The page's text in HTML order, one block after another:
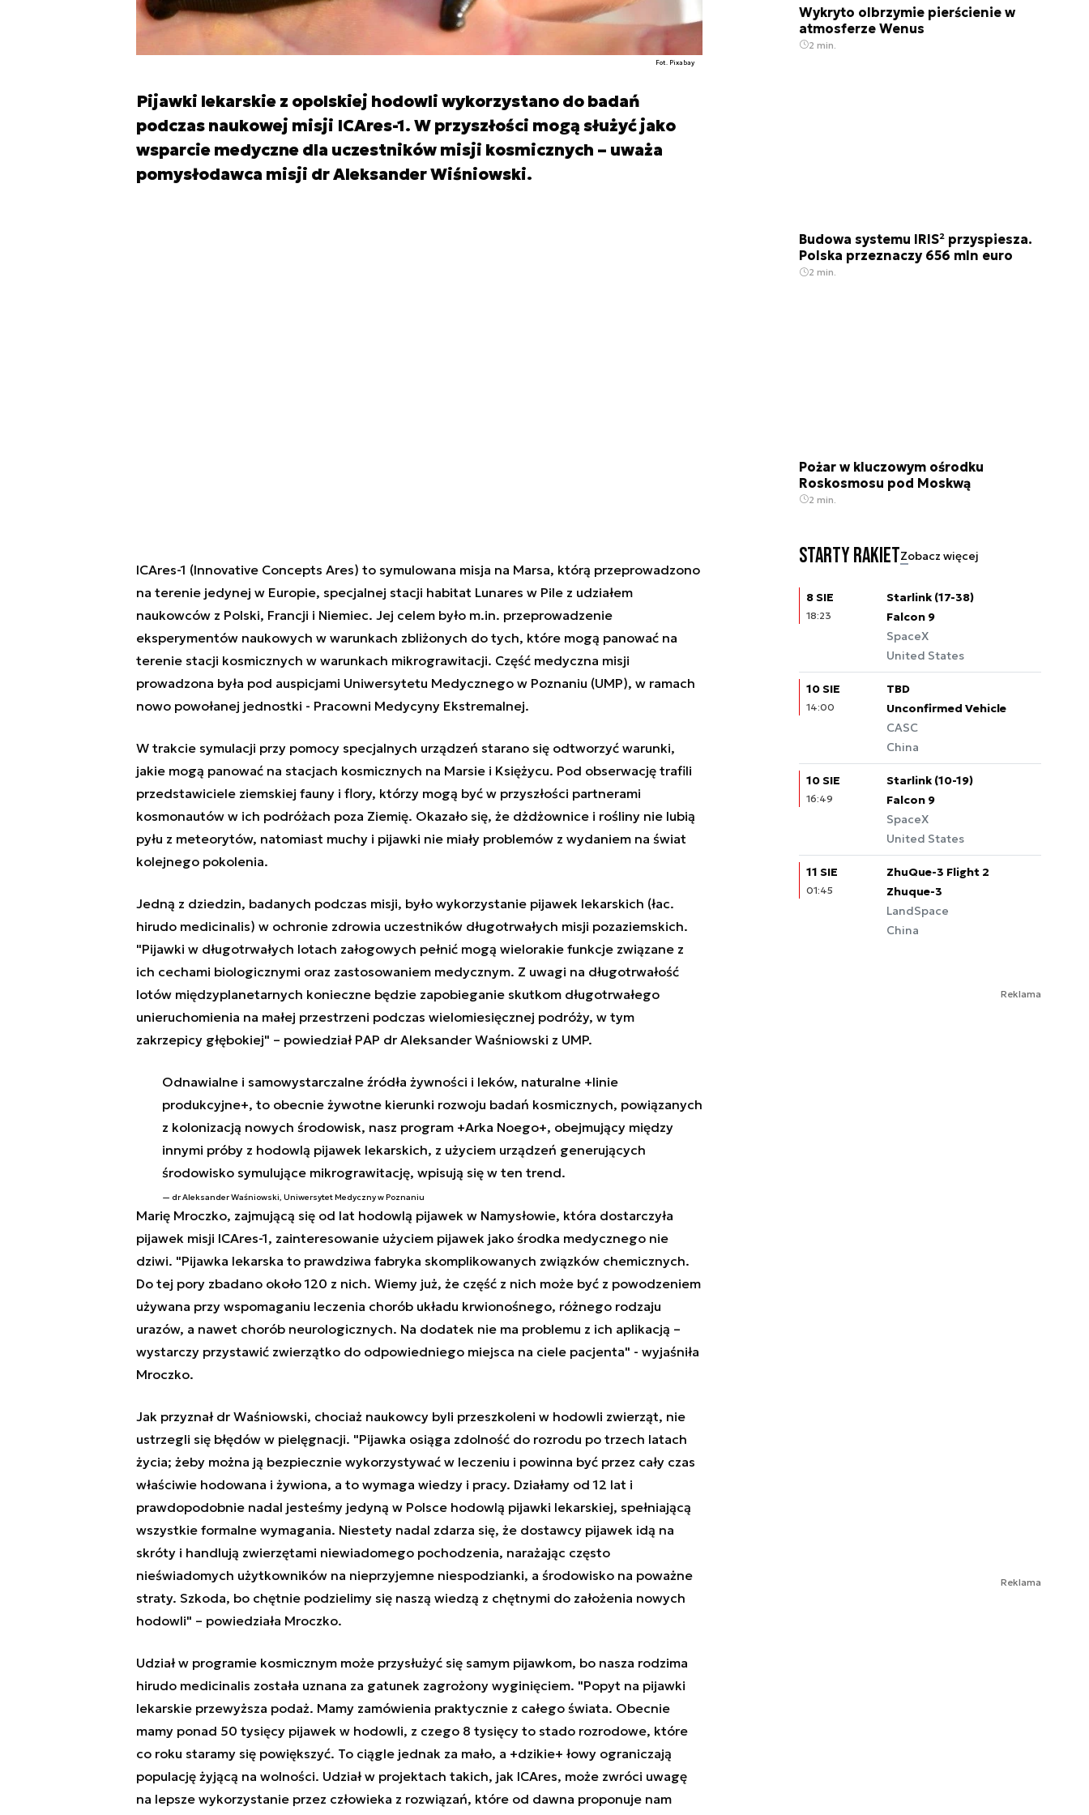
Fot. Pixabay
Pijawki lekarskie z opolskiej hodowli wykorzystano do badań
podczas naukowej misji ICAres-1. W przyszłości mogą służyć jako
wsparcie medyczne dla uczestników misji kosmicznych – uważa
pomysłodawca misji dr Aleksander Wiśniowski.
ICAres-1 (Innovative Concepts Ares) to symulowana misja na Marsa, którą przeprowadzono
na terenie jedynej w Europie, specjalnej stacji habitat Lunares w Pile z udziałem
naukowców z Polski, Francji i Niemiec. Jej celem było m.in. przeprowadzenie
eksperymentów naukowych w warunkach zbliżonych do tych, które mogą panować na
terenie stacji kosmicznych w warunkach mikrograwitacji. Część medyczna misji
prowadzona była pod auspicjami Uniwersytetu Medycznego w Poznaniu (UMP), w ramach
nowo powołanej jednostki - Pracowni Medycyny Ekstremalnej.
W trakcie symulacji przy pomocy specjalnych urządzeń starano się odtworzyć warunki,
jakie mogą panować na stacjach kosmicznych na Marsie i Księżycu. Pod obserwację trafili
przedstawiciele ziemskiej fauny i flory, którzy mogą być w przyszłości partnerami
kosmonautów w ich podróżach poza Ziemię. Okazało się, że dżdżownice i rośliny nie lubią
pyłu z meteorytów, natomiast muchy i pijawki nie miały problemów z wydaniem na świat
kolejnego pokolenia.
Jedną z dziedzin, badanych podczas misji, było wykorzystanie pijawek lekarskich (łac.
hirudo medicinalis) w ochronie zdrowia uczestników długotrwałych misji pozaziemskich.
"Pijawki w długotrwałych lotach załogowych pełnić mogą wielorakie funkcje związane z
ich cechami biologicznymi oraz zastosowaniem medycznym. Z uwagi na długotrwałość
lotów międzyplanetarnych konieczne będzie zapobieganie skutkom długotrwałego
unieruchomienia na małej przestrzeni podczas wielomiesięcznej podróży, w tym
zakrzepicy głębokiej" – powiedział PAP dr Aleksander Waśniowski z UMP.
Odnawialne i samowystarczalne źródła żywności i leków, naturalne +linie
produkcyjne+, to obecnie żywotne kierunki rozwoju badań kosmicznych, powiązanych
z kolonizacją nowych środowisk, nasz program +Arka Noego+, obejmujący między
innymi próby z hodowlą pijawek lekarskich, z użyciem urządzeń generujących
środowisko symulujące mikrograwitację, wpisują się w ten trend.
dr Aleksander Waśniowski, Uniwersytet Medyczny w Poznaniu
Marię Mroczko, zajmującą się od lat hodowlą pijawek w Namysłowie, która dostarczyła
pijawek misji ICAres-1, zainteresowanie użyciem pijawek jako środka medycznego nie
dziwi. "Pijawka lekarska to prawdziwa fabryka skomplikowanych związków chemicznych.
Do tej pory zbadano około 120 z nich. Wiemy już, że część z nich może być z powodzeniem
używana przy wspomaganiu leczenia chorób układu krwionośnego, różnego rodzaju
urazów, a nawet chorób neurologicznych. Na dodatek nie ma problemu z ich aplikacją –
wystarczy przystawić zwierzątko do odpowiedniego miejsca na ciele pacjenta" - wyjaśniła
Mroczko.
Jak przyznał dr Waśniowski, chociaż naukowcy byli przeszkoleni w hodowli zwierząt, nie
ustrzegli się błędów w pielęgnacji. "Pijawka osiąga zdolność do rozrodu po trzech latach
życia; żeby można ją bezpiecznie wykorzystywać w leczeniu i powinna być przez cały czas
właściwie hodowana i żywiona, a to wymaga wiedzy i pracy. Działamy od 12 lat i
prawdopodobnie nadal jesteśmy jedyną w Polsce hodowlą pijawki lekarskiej, spełniającą
wszystkie formalne wymagania. Niestety nadal zdarza się, że dostawcy pijawek idą na
skróty i handlują zwierzętami niewiadomego pochodzenia, narażając często
nieświadomych użytkowników na nieprzyjemne niespodzianki, a środowisko na poważne
straty. Szkoda, bo chętnie podzielimy się naszą wiedzą z chętnymi do założenia nowych
hodowli" – powiedziała Mroczko.
Udział w programie kosmicznym może przysłużyć się samym pijawkom, bo nasza rodzima
hirudo medicinalis została uznana za gatunek zagrożony wyginięciem. "Popyt na pijawki
lekarskie przewyższa podaż. Mamy zamówienia praktycznie z całego świata. Obecnie
mamy ponad 50 tysięcy pijawek w hodowli, z czego 8 tysięcy to stado rozrodowe, które
co roku staramy się powiększyć. To ciągle jednak za mało, a +dzikie+ łowy ograniczają
populację żyjącą na wolności. Udział w projektach takich, jak ICAres, może zwróci uwagę
na lepsze wykorzystanie przez człowieka z rozwiązań, które od dawna proponuje nam
Wykryto olbrzymie pierścienie w
atmosferze Wenus
2 min.
Budowa systemu IRIS² przyspiesza.
Polska przeznaczy 656 mln euro
2 min.
Pożar w kluczowym ośrodku
Roskosmosu pod Moskwą
2 min.
Starty rakietZobacz więcej
8 SIE
18:23
Starlink (17-38)
Falcon 9
SpaceX
United States
10 SIE
14:00
TBD
Unconfirmed Vehicle
CASC
China
10 SIE
16:49
Starlink (10-19)
Falcon 9
SpaceX
United States
11 SIE
01:45
ZhuQue-3 Flight 2
Zhuque-3
LandSpace
China
Reklama
Reklama